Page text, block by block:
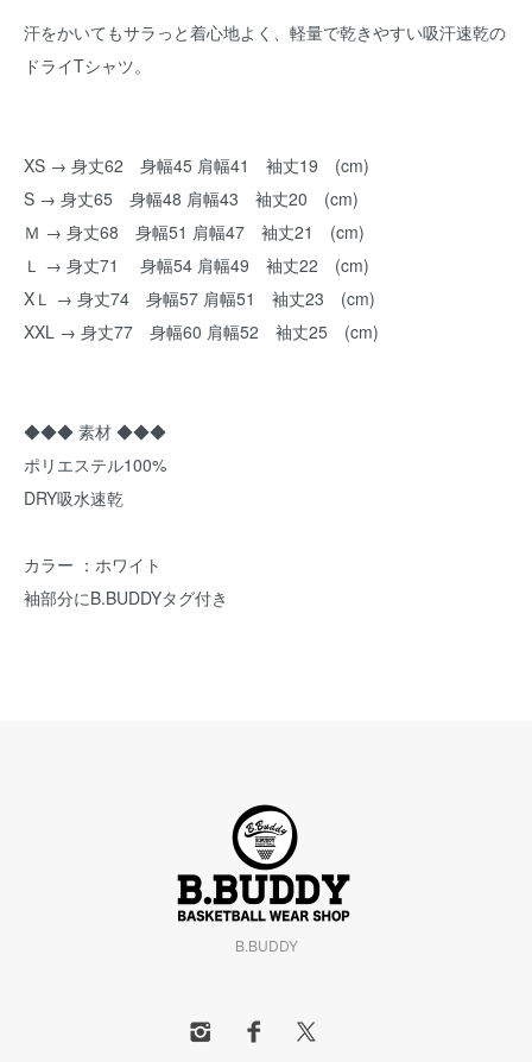
汗をかいてもサラっと着心地よく、軽量で乾きやすい吸汗速乾の
ドライTシャツ。
XS → 身丈62 身幅45 肩幅41 袖丈19 (cm)
S → 身丈65 身幅48 肩幅43 袖丈20 (cm)
Ｍ → 身丈68 身幅51 肩幅47 袖丈21 (cm)
Ｌ → 身丈71 身幅54 肩幅49 袖丈22 (cm)
XＬ → 身丈74 身幅57 肩幅51 袖丈23 (cm)
XXL → 身丈77 身幅60 肩幅52 袖丈25 (cm)
◆◆◆ 素材 ◆◆◆
ポリエステル100%
DRY吸水速乾
カラー ：ホワイト
袖部分にB.BUDDYタグ付き
B.BUDDY